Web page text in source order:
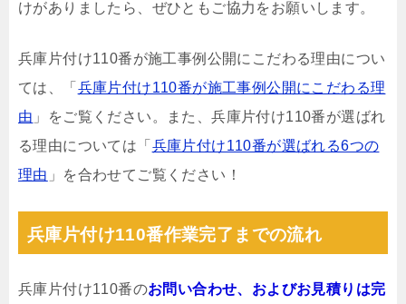
けがありましたら、ぜひともご協力をお願いします。
兵庫片付け110番が施工事例公開にこだわる理由につい
ては、「 兵庫片付け110番が施工事例公開にこだわる理
由 」をご覧ください。また、兵庫片付け110番が選ばれ
る理由については「 兵庫片付け110番が選ばれる6つの
理由 」を合わせてご覧ください！
兵庫片付け110番作業完了までの流れ
兵庫片付け110番のお問い合わせ、およびお見積りは完